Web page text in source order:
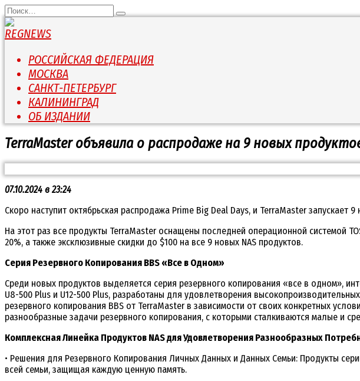
Перейти
к
содержанию
Search
for:
РОССИЙСКАЯ ФЕДЕРАЦИЯ
МОСКВА
САНКТ-ПЕТЕРБУРГ
КАЛИНИНГРАД
ОБ ИЗДАНИИ
TerraMaster объявила о распродаже на 9 новых
07.10.2024 в 23:24
Скоро наступит октябрьская распродажа Prime Big Deal Days, и TerraMaster запускает
На этот раз все продукты TerraMaster оснащены последней операционной системой
20%, а также эксклюзивные скидки до $100 на все 9 новых NAS продуктов.
Серия Резервного Копирования BBS «Все в Одном»
Среди новых продуктов выделяется серия резервного копирования «все в одном»,
U8-500 Plus и U12-500 Plus, разработаны для удовлетворения
резервного копирования BBS от TerraMaster в зависимости от своих конкретных
разнообразные задачи резервного копирования, с которыми сталкиваются малые и
Комплексная Линейка Продуктов NAS для Удовлетворения Разнообразных
• Решения для Резервного Копирования Личных Данных и Данных Семьи: Продукты
всей семьи, защищая каждую ценную память.